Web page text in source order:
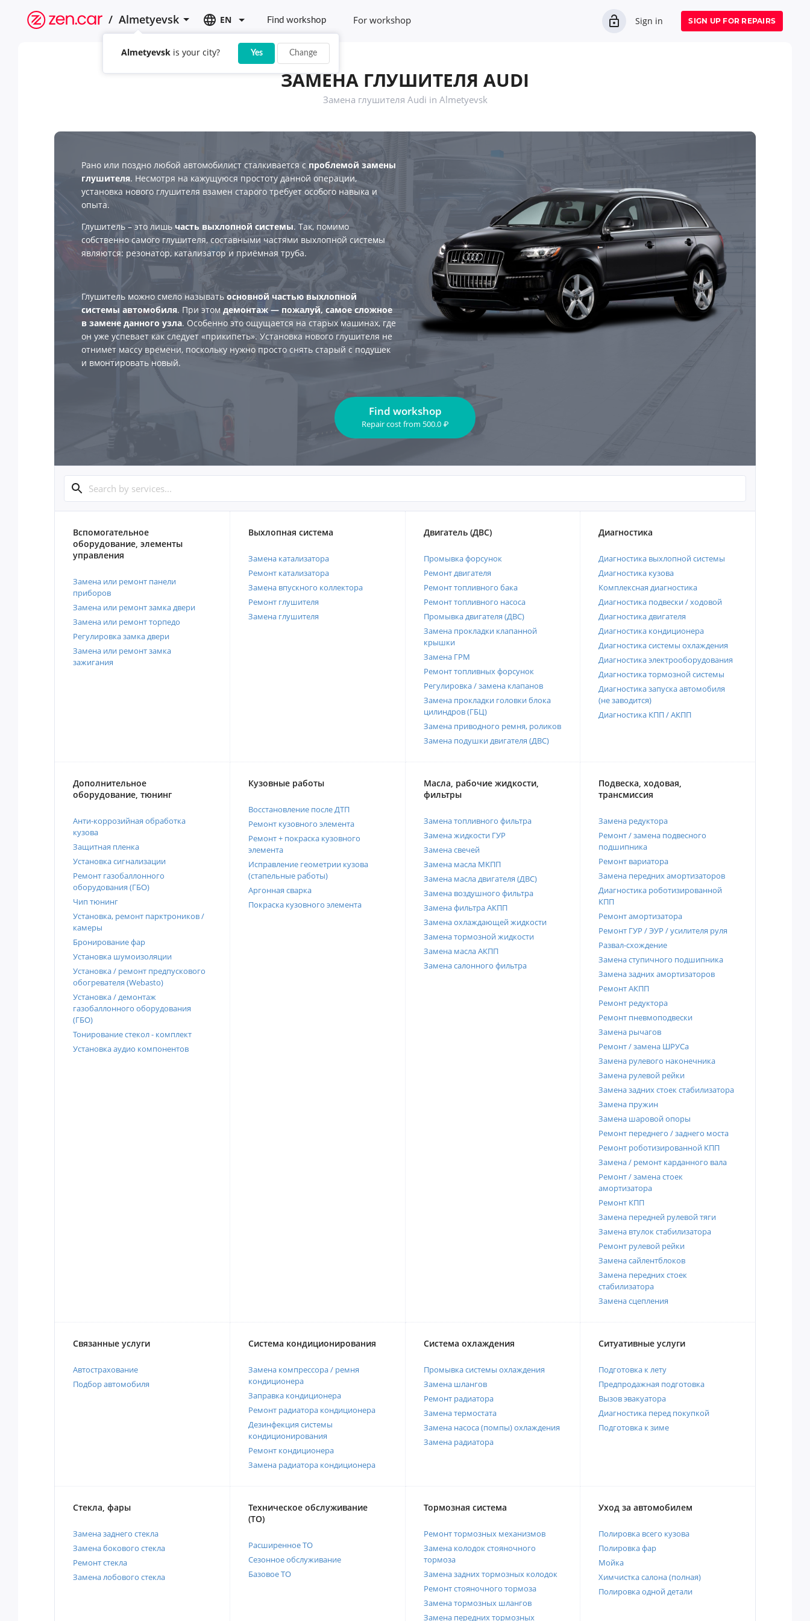
/ Almetyevsk
Almetyevsk is your city? Yes Change
EN Find workshop For workshop Sign in SIGN UP FOR REPAIRS
ЗАМЕНА ГЛУШИТЕЛЯ AUDI
Замена глушителя Audi in Almetyevsk
Рано или поздно любой автомобилист сталкивается с проблемой замены
глушителя. Несмотря на кажущуюся простоту данной операции,
установка нового глушителя взамен старого требует особого навыка и
опыта.
Глушитель – это лишь часть выхлопной системы. Так, помимо
собственно самого глушителя, составными частями выхлопной системы
являются: резонатор, катализатор и приёмная труба.
Глушитель можно смело называть основной частью выхлопной
системы автомобиля. При этом демонтаж — пожалуй, самое сложное
в замене данного узла. Особенно это ощущается на старых машинах, где
он уже успевает как следует «прикипеть». Установка нового глушителя не
отнимет массу времени, поскольку нужно просто снять старый с подушек
и вмонтировать новый.
Find workshop
Repair costfrom 500.0 ₽
Вспомогательное
оборудование, элементы
управления
Замена или ремонт панели
приборов
Замена или ремонт замка двери
Замена или ремонт торпедо
Регулировка замка двери
Замена или ремонт замка
зажигания
Выхлопная система
Замена катализатора
Ремонт катализатора
Замена впускного коллектора
Ремонт глушителя
Замена глушителя
Двигатель (ДВС)
Промывка форсунок
Ремонт двигателя
Ремонт топливного бака
Ремонт топливного насоса
Промывка двигателя (ДВС)
Замена прокладки клапанной
крышки
Замена ГРМ
Ремонт топливных форсунок
Регулировка / замена клапанов
Замена прокладки головки блока
цилиндров (ГБЦ)
Замена приводного ремня, роликов
Замена подушки двигателя (ДВС)
Диагностика
Диагностика выхлопной системы
Диагностика кузова
Комплексная диагностика
Диагностика подвески / ходовой
Диагностика двигателя
Диагностика кондиционера
Диагностика системы охлаждения
Диагностика электрооборудования
Диагностика тормозной системы
Диагностика запуска автомобиля
(не заводится)
Диагностика КПП / АКПП
Дополнительное
оборудование, тюнинг
Анти-коррозийная обработка
кузова
Защитная пленка
Установка сигнализации
Ремонт газобаллонного
оборудования (ГБО)
Чип тюнинг
Установка, ремонт парктроников /
камеры
Бронирование фар
Установка шумоизоляции
Установка / ремонт предпускового
обогревателя (Webasto)
Установка / демонтаж
газобаллонного оборудования
(ГБО)
Тонирование стекол - комплект
Установка аудио компонентов
Кузовные работы
Восстановление после ДТП
Ремонт кузовного элемента
Ремонт + покраска кузовного
элемента
Исправление геометрии кузова
(стапельные работы)
Аргонная сварка
Покраска кузовного элемента
Масла, рабочие жидкости,
фильтры
Замена топливного фильтра
Замена жидкости ГУР
Замена свечей
Замена масла МКПП
Замена масла двигателя (ДВС)
Замена воздушного фильтра
Замена фильтра АКПП
Замена охлаждающей жидкости
Замена тормозной жидкости
Замена масла АКПП
Замена салонного фильтра
Подвеска, ходовая,
трансмиссия
Замена редуктора
Ремонт / замена подвесного
подшипника
Ремонт вариатора
Замена передних амортизаторов
Диагностика роботизированной
КПП
Ремонт амортизатора
Ремонт ГУР / ЭУР / усилителя руля
Развал-схождение
Замена ступичного подшипника
Замена задних амортизаторов
Ремонт АКПП
Ремонт редуктора
Ремонт пневмоподвески
Замена рычагов
Ремонт / замена ШРУСа
Замена рулевого наконечника
Замена рулевой рейки
Замена задних стоек стабилизатора
Замена пружин
Замена шаровой опоры
Ремонт переднего / заднего моста
Ремонт роботизированной КПП
Замена / ремонт карданного вала
Ремонт / замена стоек
амортизатора
Ремонт КПП
Замена передней рулевой тяги
Замена втулок стабилизатора
Ремонт рулевой рейки
Замена сайлентблоков
Замена передних стоек
стабилизатора
Замена сцепления
Связанные услуги
Автострахование
Подбор автомобиля
Система кондиционирования
Замена компрессора / ремня
кондиционера
Заправка кондиционера
Ремонт радиатора кондиционера
Дезинфекция системы
кондиционирования
Ремонт кондиционера
Замена радиатора кондиционера
Система охлаждения
Промывка системы охлаждения
Замена шлангов
Ремонт радиатора
Замена термостата
Замена насоса (помпы) охлаждения
Замена радиатора
Ситуативные услуги
Подготовка к лету
Предпродажная подготовка
Вызов эвакуатора
Диагностика перед покупкой
Подготовка к зиме
Стекла, фары
Замена заднего стекла
Замена бокового стекла
Ремонт стекла
Замена лобового стекла
Техническое обслуживание
(ТО)
Расширенное ТО
Сезонное обслуживание
Базовое ТО
Тормозная система
Ремонт тормозных механизмов
Замена колодок стояночного
тормоза
Замена задних тормозных колодок
Ремонт стояночного тормоза
Замена тормозных шлангов
Замена передних тормозных
Уход за автомобилем
Полировка всего кузова
Полировка фар
Мойка
Химчистка салона (полная)
Полировка одной детали